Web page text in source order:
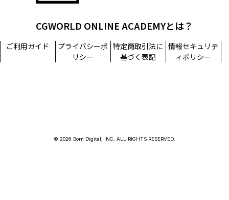
CGWORLD ONLINE ACADEMYとは？
ご利用ガイド
プライバシーポ
リシー
特定商取引法に
基づく表記
情報セキュリテ
ィポリシー
© 2026 Born Digital, INC. ALL RIGHTS RESERVED.